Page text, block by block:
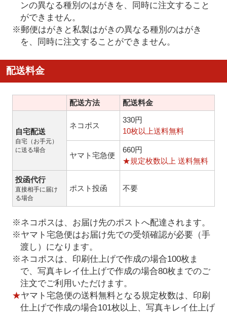
ンの異なる種別のはがきを、同時に注文すること
ができません。
※郵便はがきと私製はがきの異なる種別のはがき
を、同時に注文することができません。
配送料金
配送方法 配送料金
自宅配送
自宅（お手元）
に送る場合
ネコポス
330円
10枚以上送料無料
ヤマト宅急便
660円
★規定枚数以上 送料無料
投函代行
直接相手に届け
る場合
ポスト投函 不要
※ネコポスは、お届け先のポストへ配達されます。
※ヤマト宅急便はお届け先での受領確認が必要（手
渡し）になります。
※ネコポスは、印刷仕上げで作成の場合100枚ま
で、写真キレイ仕上げで作成の場合80枚までのご
注文でご利用いただけます。
★ヤマト宅急便の送料無料となる規定枚数は、印刷
仕上げで作成の場合101枚以上、写真キレイ仕上げ